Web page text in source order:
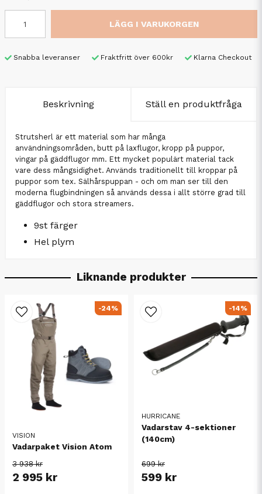
LÄGG I VARUKORGEN
Snabba leveranser Fraktfritt över 600kr Klarna Checkout
Beskrivning Ställ en produktfråga
Strutsherl är ett material som har många
användningsområden, butt på laxflugor, kropp på puppor,
vingar på gäddflugor mm. Ett mycket populärt material tack
vare dess mångsidighet. Används traditionellt till kroppar på
puppor som tex. Sälhårspuppan - och om man ser till den
moderna flugbindningen så används dessa i allt större grad till
gäddflugor och stora streamers.
9st färger
Hel plym
Liknande produkter
VISION
Vadarpaket Vision Atom
3 938 kr
2 995 kr
-24%
HURRICANE
Vadarstav 4-sektioner
(140cm)
699 kr
599 kr
-14%